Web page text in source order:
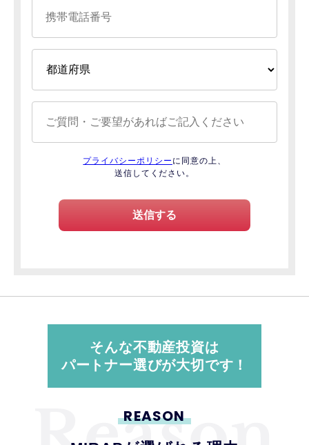
プライバシーポリシー に同意の上、
送信してください。
そんな不動産投資は
パートナー選びが大切です！
REASON